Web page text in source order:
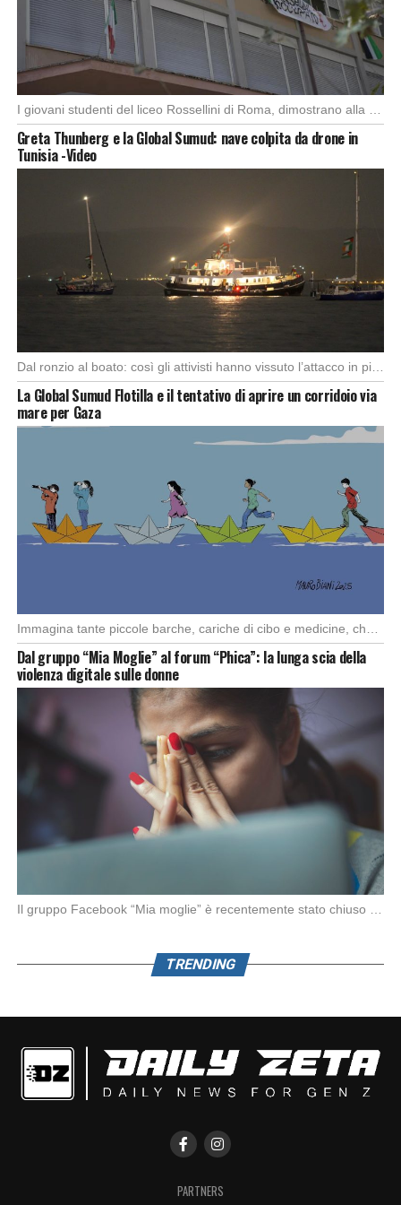
Greta Thunberg e la Global Sumud: nave colpita da drone in
Tunisia -Video
Dal ronzio al boato: così gli attivisti hanno vissuto l’attacco in piena notte. Nella notte […]
La Global Sumud Flotilla e il tentativo di aprire un corridoio via
mare per Gaza
Immagina tante piccole barche, cariche di cibo e medicine, che partono da diversi porti del […]
Dal gruppo “Mia Moglie” al forum “Phica”: la lunga scia della
violenza digitale sulle donne
Il gruppo Facebook “Mia moglie” è recentemente stato chiuso da Meta in seguito alle denunce […]
TRENDING
PARTNERS